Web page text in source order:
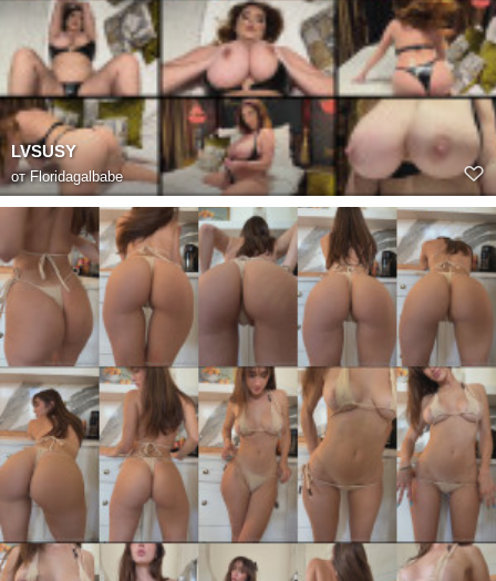
LVSUSY
отFloridagalbabe